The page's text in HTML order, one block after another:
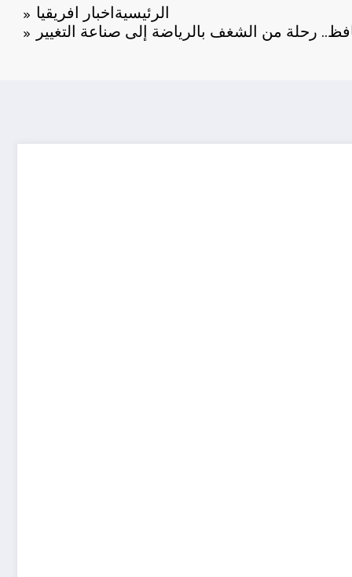
الرئيسيةاخبار افريقيا
رحلة من الشغف بالرياضة إلى صناعة التغيير